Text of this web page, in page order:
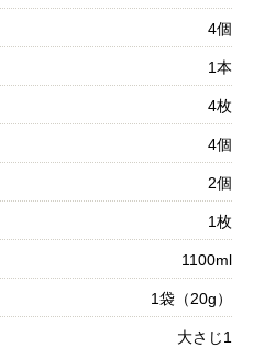
4個
1本
4枚
4個
2個
1枚
1100ml
1袋（20g）
大さじ1